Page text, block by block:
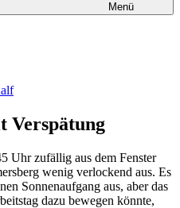
Menü
Verspätung
Uhr zufällig aus dem Fenster
wenig verlockend aus. Es
Sonnenaufgang aus, aber das
dazu bewegen könnte,